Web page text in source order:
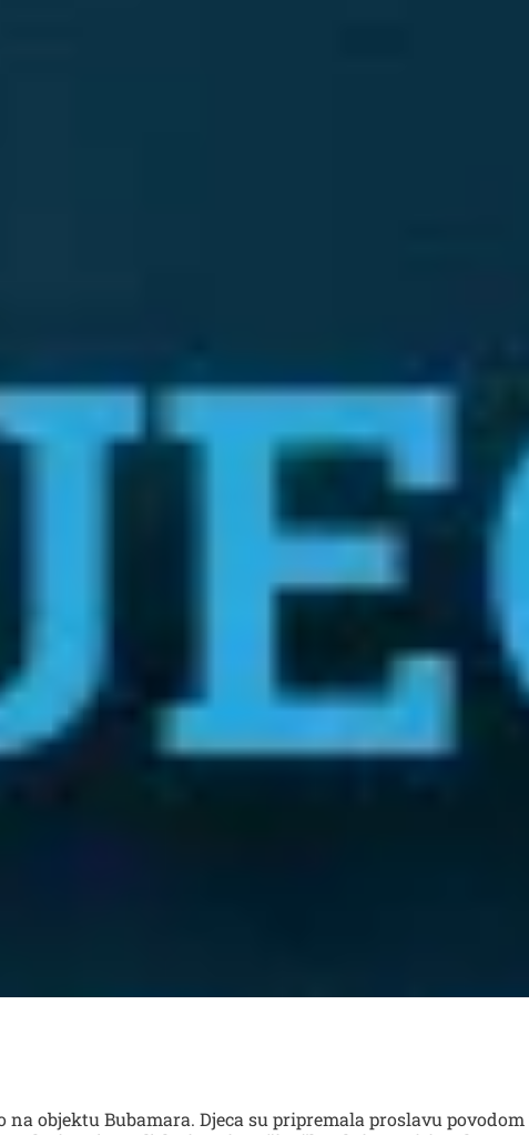
na objektu Bubamara. Djeca su pripremala proslavu